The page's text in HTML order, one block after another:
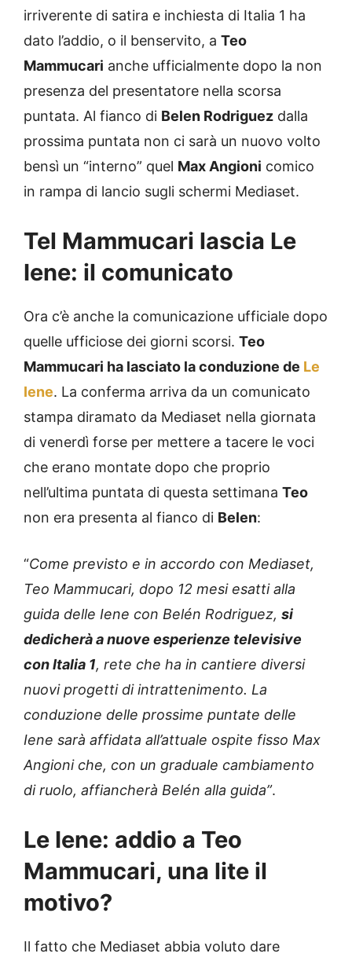
irriverente di satira e inchiesta di Italia 1 ha
dato l’addio, o il benservito, a Teo
Mammucari anche ufficialmente dopo la non
presenza del presentatore nella scorsa
puntata. Al fianco di Belen Rodriguez dalla
prossima puntata non ci sarà un nuovo volto
bensì un “interno” quel Max Angioni comico
in rampa di lancio sugli schermi Mediaset.
Tel Mammucari lascia Le
Iene: il comunicato
Ora c’è anche la comunicazione ufficiale dopo
quelle ufficiose dei giorni scorsi. Teo
Mammucari ha lasciato la conduzione de Le
Iene. La conferma arriva da un comunicato
stampa diramato da Mediaset nella giornata
di venerdì forse per mettere a tacere le voci
che erano montate dopo che proprio
nell’ultima puntata di questa settimana Teo
non era presenta al fianco di Belen:
“Come previsto e in accordo con Mediaset,
Teo Mammucari, dopo 12 mesi esatti alla
guida delle Iene con Belén Rodriguez, si
dedicherà a nuove esperienze televisive
con Italia 1, rete che ha in cantiere diversi
nuovi progetti di intrattenimento. La
conduzione delle prossime puntate delle
Iene sarà affidata all’attuale ospite fisso Max
Angioni che, con un graduale cambiamento
di ruolo, affiancherà Belén alla guida”.
Le Iene: addio a Teo
Mammucari, una lite il
motivo?
Il fatto che Mediaset abbia voluto dare